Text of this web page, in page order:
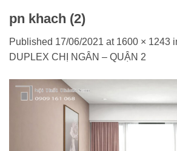
pn khach (2)
Published 17/06/2021 at 1600 × 1243
DUPLEX CHỊ NGÂN – QUẬN 2